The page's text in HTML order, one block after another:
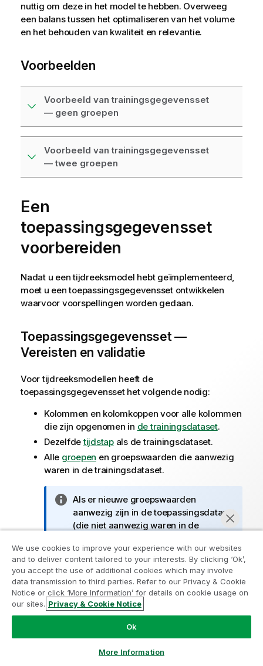
nuttig om deze in het model te hebben. Overweeg
een balans tussen het optimaliseren van het volume
en het behouden van kwaliteit en relevantie.
Voorbeelden
Voorbeeld van trainingsgegevensset
— geen groepen
Voorbeeld van trainingsgegevensset
— twee groepen
Een
toepassingsgegevensset
voorbereiden
Nadat u een tijdreeksmodel hebt geïmplementeerd,
moet u eentoepassingsgegevenssetontwikkelen
waarvoor voorspellingen worden gedaan.
Toepassingsgegevensset —
Vereisten en validatie
Voor tijdreeksmodellen heeft de
toepassingsgegevensset het volgende nodig:
Kolommen en kolomkoppen voor alle kolommen
die zijn opgenomen in de trainingsdataset.
Dezelfdetijdstapals de trainingsdataset.
Alle groepen en groepswaarden die aanwezig
waren in de trainingsdataset.
I
n
f
r
m
a
t
i
e
Als er nieuwe groepswaarden
aanwezig zijn in de toepassingsdataset
(die niet aanwezig waren in de
voorspellingen gegenereerd voor deze
rijen. Als er voorspellingen vereist zijn
voor deze nieuwe groepswaarden,
wordt aanbevolen om het model
opnieuw te trainen met
trainingsgegevens die deze bevatten.
Tijdens de voorspelling of in de
We use cookies to improve your experience with our websites
and to deliver content tailored to your interests. By clicking ‘Ok’,
you accept the use of additional cookies which may involve
data transmission to third parties. Refer to our Privacy & Cookie
Notice or click ‘More Information’ for details on cookie usage on
our sites. Privacy & Cookie Notice
Ok
More Information